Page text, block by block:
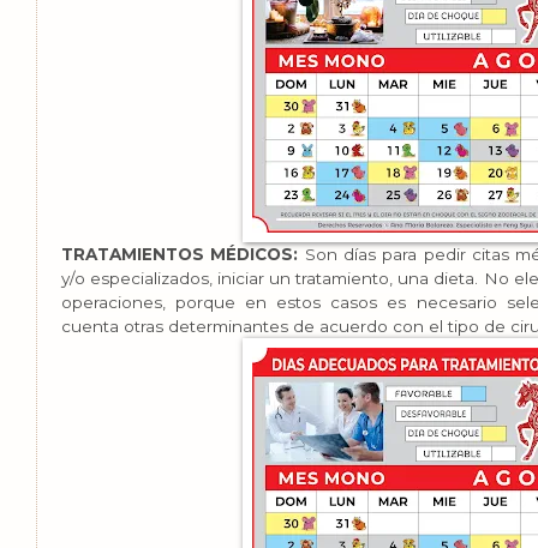
TRATAMIENTOS MÉDICOS: Son días para pedir citas
y/o especializados, iniciar un tratamiento, una dieta. No
operaciones, porque en estos casos es necesario
cuenta otras determinantes de acuerdo con el tipo de